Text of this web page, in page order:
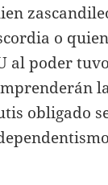
o
al poder
obligado